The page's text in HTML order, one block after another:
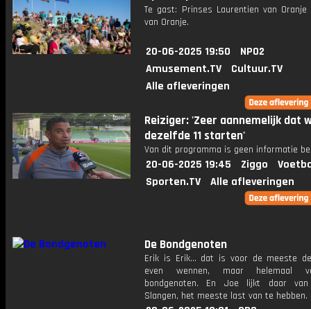
Te gast: Prinses Laurentien van Oranje
van Oranje.
20-06-2025 19:50
NPO2
Amusement.TV
Cultuur.TV
Alle afleveringen
Reiziger: 'Zeer aannemelijk dat
dezelfde 11 starten'
Van dit programma is geen informatie
20-06-2025 19:45 Ziggo
Sporten.TV
Alle afleveringen
De Bondgenoten
Erik is Erik... dat is voor de meeste
even wennen, maar helemaal
bondgenoten. En Joe lijkt daar
Slangen, het meeste last van te hebben.